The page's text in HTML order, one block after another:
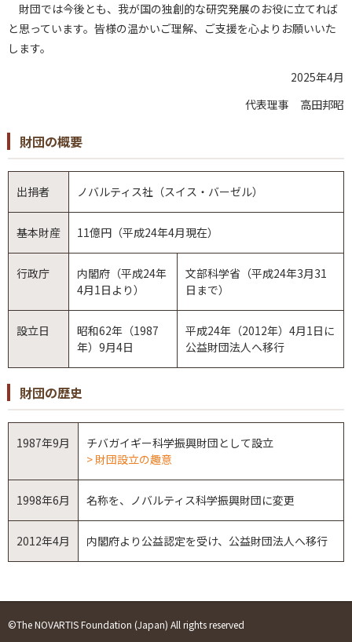
財団では今後とも、我が国の独創的な研究発展のお役に立てれば
と思っています。皆様の温かいご理解、ご支援を心よりお願いいた
します。
2025年4月
代表理事 高田邦昭
財団の概要
出捐者 ノバルティス社（スイス・バーゼル）
基本財産 11億円（平成24年4月現在）
行政庁
内閣府（平成24年
4月1日より）
文部科学省（平成24年3月31
日まで）
設立日
昭和62年（1987
年）9月4日
平成24年（2012年）4月1日に
公益財団法人へ移行
財団の歴史
1987年9月
チバガイギー科学振興財団として設立
財団設立の趣意
1998年6月 名称を、ノバルティス科学振興財団に変更
2012年4月 内閣府より公益認定を受け、公益財団法人へ移行
©The NOVARTIS Foundation (Japan) All rights reserved